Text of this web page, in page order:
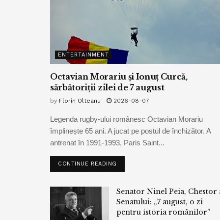
ENTERTAINMENT
Octavian Morariu și Ionuț Curcă,
sărbătoriții zilei de 7 august
by Florin Olteanu 2026-08-07
Legenda rugby-ului românesc Octavian Morariu
împlinește 65 ani. A jucat pe postul de închizător. A
antrenat în 1991-1993, Paris Saint...
CONTINUE READING
Senator Ninel Peia, Chestor
Senatului: „7 august, o zi
pentru istoria românilor”